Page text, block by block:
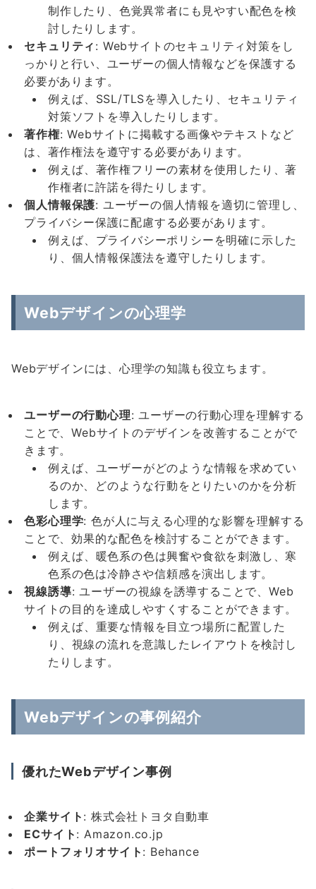
制作したり、色覚異常者にも見やすい配色を検
討したりします。
セキュリティ : Webサイトのセキュリティ対策をし
っかりと行い、ユーザーの個人情報などを保護する
必要があります。
例えば、SSL/TLSを導入したり、セキュリティ
対策ソフトを導入したりします。
著作権: Webサイトに掲載する画像やテキストなど
は、著作権法を遵守する必要があります。
例えば、著作権フリーの素材を使用したり、著
作権者に許諾を得たりします。
個人情報保護: ユーザーの個人情報を適切に管理し、
プライバシー保護に配慮する必要があります。
例えば、プライバシーポリシーを明確に示した
り、個人情報保護法を遵守したりします。
Webデザインの心理学
Webデザインには、心理学の知識も役立ちます。
ユーザーの行動心理: ユーザーの行動心理を理解する
ことで、Webサイトのデザインを改善することがで
きます。
例えば、ユーザーがどのような情報を求めてい
るのか、どのような行動をとりたいのかを分析
します。
色彩心理学: 色が人に与える心理的な影響を理解する
ことで、効果的な配色を検討することができます。
例えば、暖色系の色は興奮や食欲を刺激し、寒
色系の色は冷静さや信頼感を演出します。
視線誘導: ユーザーの視線を誘導することで、Web
サイトの目的を達成しやすくすることができます。
例えば、重要な情報を目立つ場所に配置した
り、視線の流れを意識したレイアウトを検討し
たりします。
Webデザインの事例紹介
優れたWebデザイン事例
企業サイト : 株式会社トヨタ自動車
ECサイト : Amazon.co.jp
ポートフォリオサイト : Behance